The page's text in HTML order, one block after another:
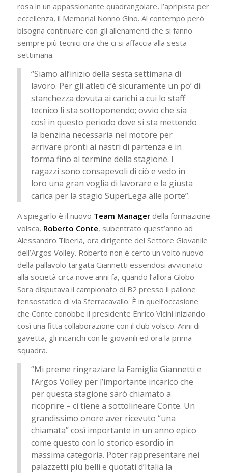
rosa in un appassionante quadrangolare, l’apripista per
eccellenza, il Memorial Nonno Gino. Al contempo però
bisogna continuare con gli allenamenti che si fanno
sempre più tecnici ora che ci si affaccia alla sesta
settimana.
“Siamo all’inizio della sesta settimana di
lavoro. Per gli atleti c’è sicuramente un po’ di
stanchezza dovuta ai carichi a cui lo staff
tecnico li sta sottoponendo; ovvio che sia
così in questo periodo dove si sta mettendo
la benzina necessaria nel motore per
arrivare pronti ai nastri di partenza e in
forma fino al termine della stagione. I
ragazzi sono consapevoli di ciò e vedo in
loro una gran voglia di lavorare e la giusta
carica per la stagio SuperLega alle porte”.
A spiegarlo è il nuovo Team Managerdella formazione
volsca, Roberto Conte, subentrato quest’anno ad
Alessandro Tiberia, ora dirigente del Settore Giovanile
dell’Argos Volley. Roberto non è certo un volto nuovo
della pallavolo targata Giannetti essendosi avvicinato
alla società circa nove anni fa, quando l’allora Globo
Sora disputava il campionato di B2 presso il pallone
tensostatico di via Sferracavallo. È in quell’occasione
che Conte conobbe il presidente Enrico Vicini iniziando
così una fitta collaborazione con il club volsco. Anni di
gavetta, gli incarichi con le giovanili ed ora la prima
squadra.
“Mi preme ringraziare la Famiglia Giannetti e
l’Argos Volley per l’importante incarico che
per questa stagione sarò chiamato a
ricoprire – ci tiene a sottolineare Conte. Un
grandissimo onore aver ricevuto “una
chiamata” così importante in un anno epico
come questo con lo storico esordio in
massima categoria. Poter rappresentare nei
palazzetti più belli e quotati d’Italia la